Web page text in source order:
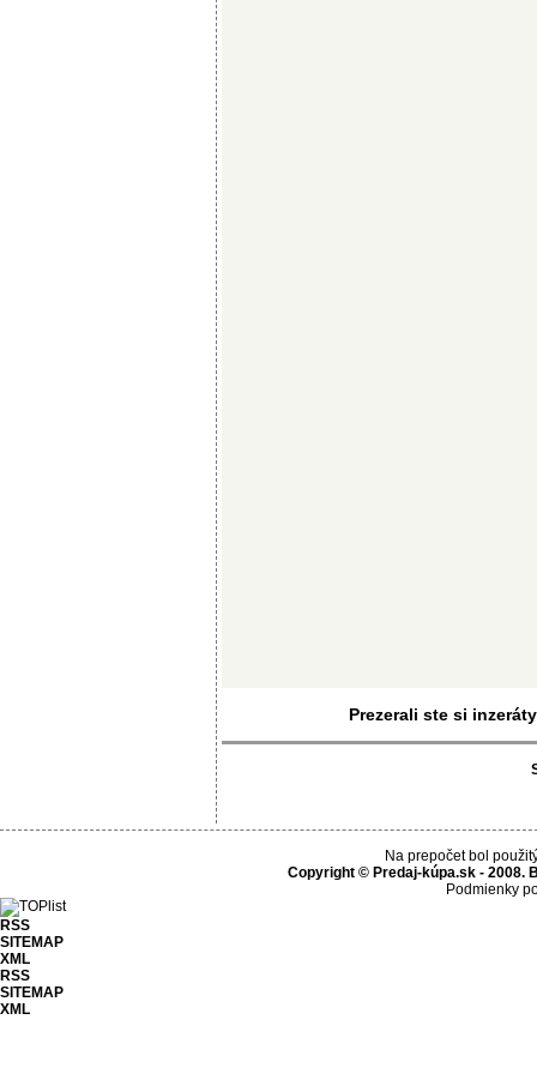
Prezerali ste si
Na prepočet bol
Copyright © Predaj-kúpa.sk - 2008.
Podmienky
RSS
SITEMAP
XML
RSS
SITEMAP
XML